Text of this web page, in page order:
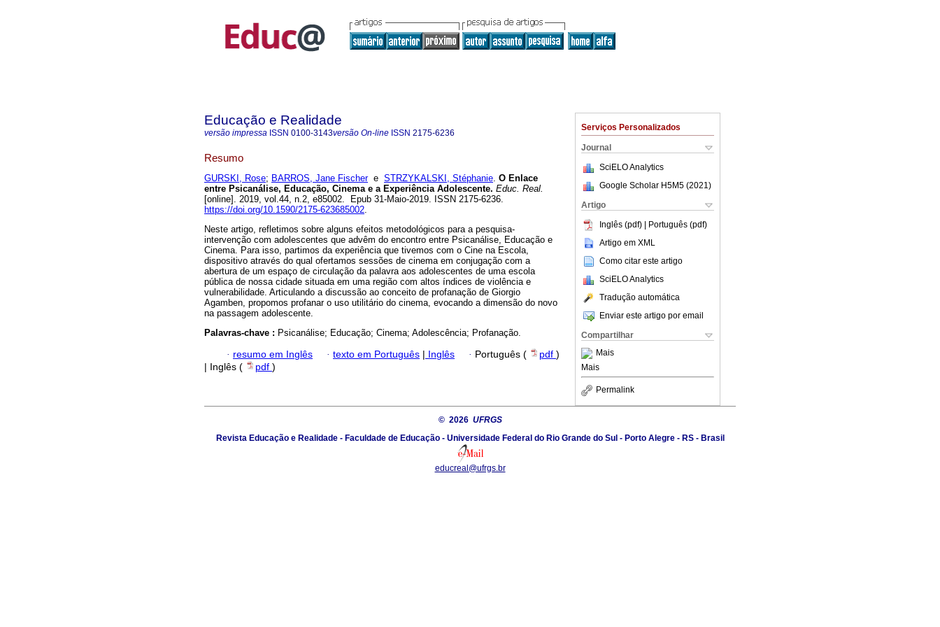
Serviços Personalizados
Journal
SciELO Analytics
Google Scholar H5M5 (2021 )
Artigo
Inglês (pdf) | Português (pdf)
Artigo em XML
Como citar este artigo
SciELO Analytics
Tradução automática
Enviar este artigo por email
Compartilhar
Mais
Mais
Permalink
Educação e Realidade
versão impressa ISSN 0100-3143versão On-line ISSN 2175-6236
Resumo
GURSKI, Rose; BARROS, Jane Fischere STRZYKALSKI, Stéphanie. O Enlace
entre Psicanálise, Educação, Cinema e a Experiência Adolescente. Educ. Real.
[online]. 2019, vol.44, n.2, e85002. Epub 31-Maio-2019. ISSN 2175-6236.
https://doi.org/10.1590/2175-623685002.
Neste artigo, refletimos sobre alguns efeitos metodológicos para a pesquisa-
intervenção com adolescentes que advêm do encontro entre Psicanálise, Educação e
Cinema. Para isso, partimos da experiência que tivemos com o Cine na Escola,
dispositivo através do qual ofertamos sessões de cinema em conjugação com a
abertura de um espaço de circulação da palavra aos adolescentes de uma escola
pública de nossa cidade situada em uma região com altos índices de violência e
vulnerabilidade. Articulando a discussão ao conceito de profanação de Giorgio
Agamben, propomos profanar o uso utilitário do cinema, evocando a dimensão do novo
na passagem adolescente.
Palavras-chave : Psicanálise; Educação; Cinema; Adolescência; Profanação.
· resumo em Inglês · texto em Português | Inglês · Português ( pdf )
| Inglês (
pdf )
© 2026 UFRGS
Revista Educação e Realidade - Faculdade de Educação - Universidade Federal do Rio Grande do Sul - Porto Alegre - RS - Brasil
educreal@ufrgs.br